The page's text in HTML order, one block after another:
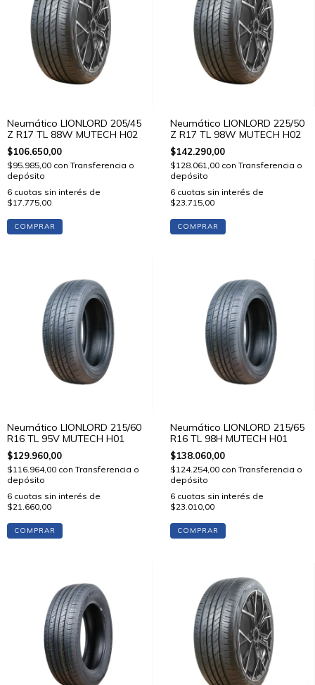
Neumático LIONLORD 205/45
Z R17 TL 88W MUTECH H02
$106.650,00
$95.985,00 con Transferencia o
depósito
6 cuotas sin interés de
$17.775,00
COMPRAR
Neumático LIONLORD 225/50
Z R17 TL 98W MUTECH H02
$142.290,00
$128.061,00 con Transferencia o
depósito
6 cuotas sin interés de
$23.715,00
COMPRAR
Neumático LIONLORD 215/60
R16 TL 95V MUTECH H01
$129.960,00
$116.964,00 con Transferencia o
depósito
6 cuotas sin interés de
$21.660,00
COMPRAR
Neumático LIONLORD 215/65
R16 TL 98H MUTECH H01
$138.060,00
$124.254,00 con Transferencia o
depósito
6 cuotas sin interés de
$23.010,00
COMPRAR